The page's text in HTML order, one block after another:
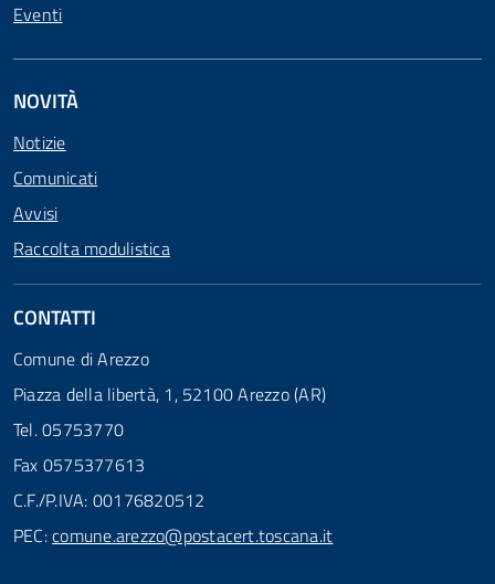
Eventi
NOVITÀ
Notizie
Comunicati
Avvisi
Raccolta modulistica
CONTATTI
Comune di Arezzo
Piazza della libertà, 1, 52100 Arezzo (AR)
Tel. 05753770
Fax 0575377613
C.F./P.IVA: 00176820512
PEC:comune.arezzo@postacert.toscana.it